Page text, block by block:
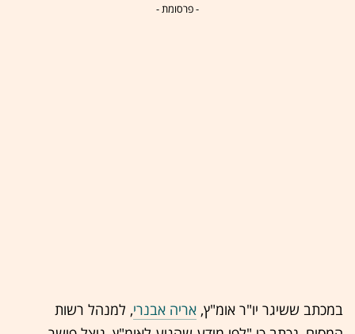
- פרסומת -
במכתב ששיגר יו"ר אומ"ץ, אריה אבנרי, למנהל רשות